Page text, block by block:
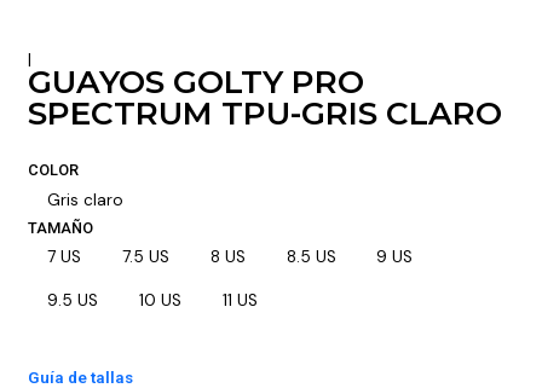
|
GUAYOS GOLTY PRO
SPECTRUM TPU-GRIS CLARO
COLOR
Gris claro
TAMAÑO
7 US 7.5 US 8 US 8.5 US 9 US
9.5 US 10 US 11 US
Guía de tallas